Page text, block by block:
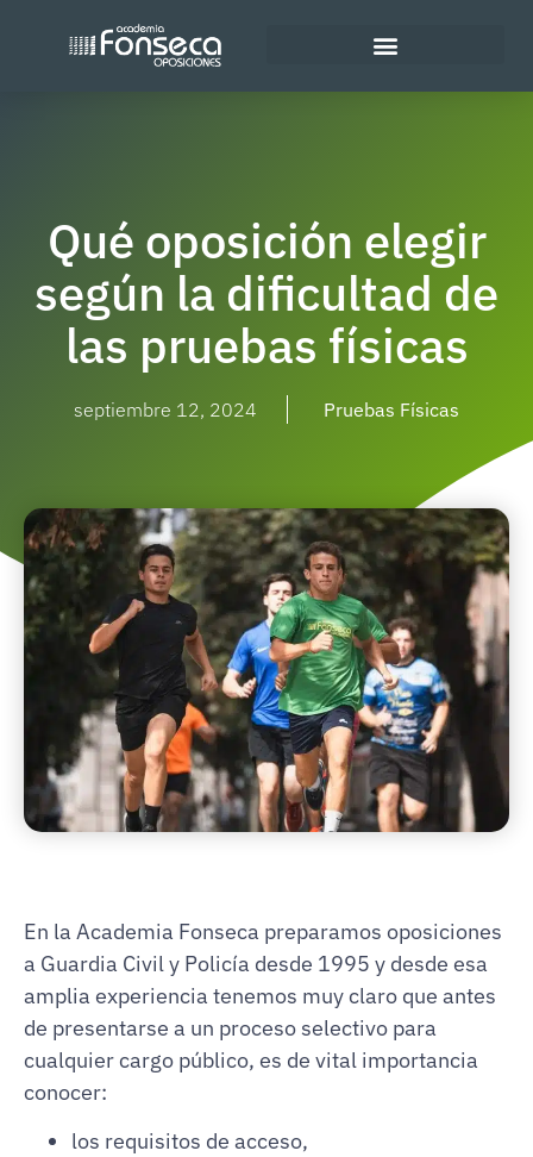
Qué oposición elegir
según la dificultad de
las pruebas físicas
septiembre 12, 2024 Pruebas Físicas
En la Academia Fonseca preparamos oposiciones
a Guardia Civil y Policía desde 1995 y desde esa
amplia experiencia tenemos muy claro que antes
de presentarse a un proceso selectivo para
cualquier cargo público, es de vital importancia
conocer:
los requisitos de acceso,